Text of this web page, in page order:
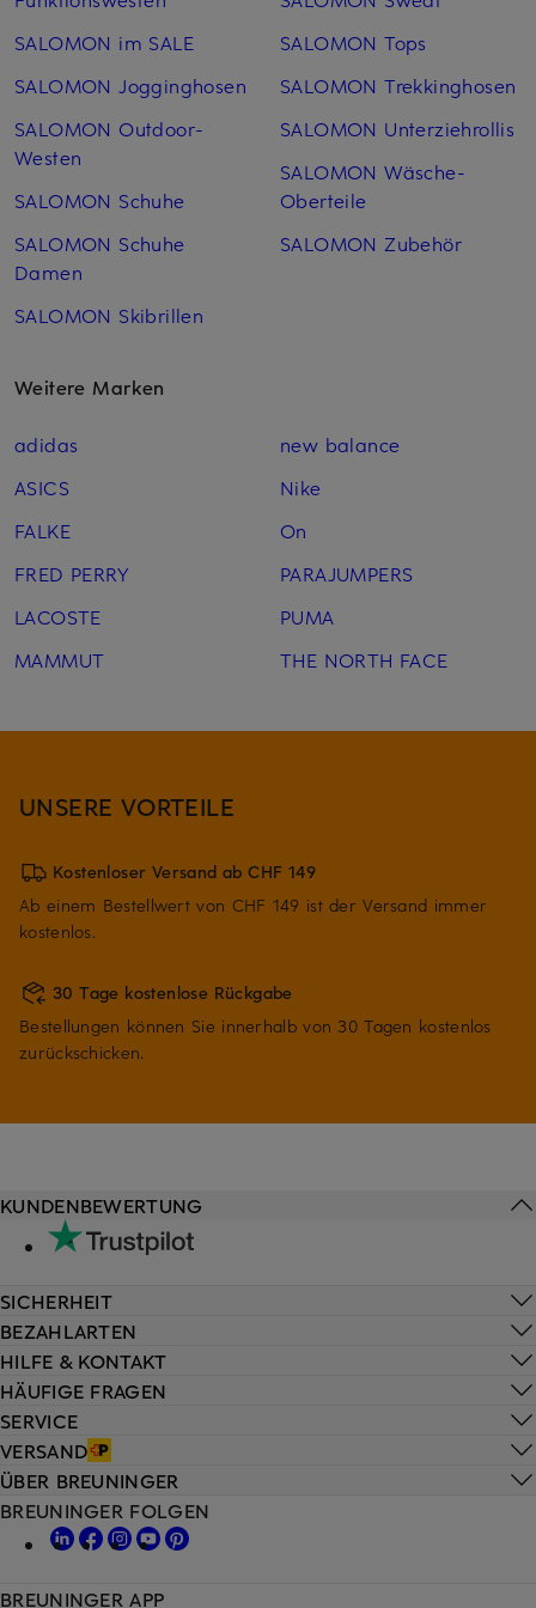
SALOMON im SALE
SALOMON Jogginghosen
SALOMON Outdoor-
Westen
SALOMON Schuhe
SALOMON Schuhe
Damen
SALOMON Skibrillen
SALOMON Tops
SALOMON Trekkinghosen
SALOMON Unterziehrollis
SALOMON Wäsche-
Oberteile
SALOMON Zubehör
Weitere Marken
adidas
ASICS
FALKE
FRED PERRY
LACOSTE
MAMMUT
new balance
Nike
On
PARAJUMPERS
PUMA
THE NORTH FACE
UNSERE VORTEILE
Kostenloser Versand ab CHF 149
Ab einem Bestellwert von CHF 149 ist der Versand immer
kostenlos.
30 Tage kostenlose Rückgabe
Bestellungen können Sie innerhalb von 30 Tagen kostenlos
zurückschicken.
HILFE & KONTAKT
HÄUFIGE FRAGEN
SERVICE
VERSAND
KUNDENBEWERTUNG
SICHERHEIT
BEZAHLARTEN
ÜBER BREUNINGER
BREUNINGER FOLGEN
BREUNINGER APP